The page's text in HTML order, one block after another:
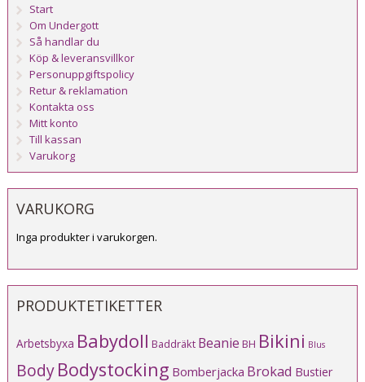
Start
Om Undergott
Så handlar du
Köp & leveransvillkor
Personuppgiftspolicy
Retur & reklamation
Kontakta oss
Mitt konto
Till kassan
Varukorg
VARUKORG
Inga produkter i varukorgen.
PRODUKTETIKETTER
Arbetsbyxa Babydoll Baddräkt Beanie BH Bikini Blus
BodyBodystocking Bomberjacka Brokad Bustier